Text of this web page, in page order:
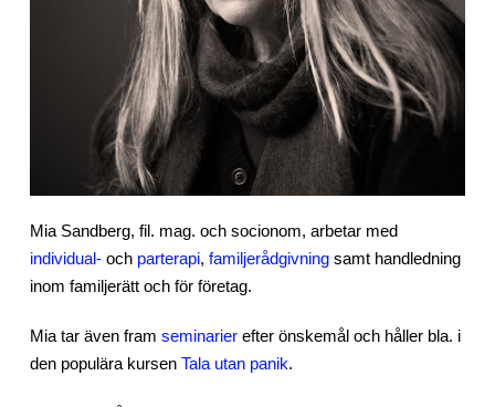
Mia Sandberg, fil. mag. och socionom, arbetar med
individual-och parterapi, familjerådgivningsamt handledning
inom familjerätt och för företag.
Mia tar även fram seminarierefter önskemål och håller bla. i
den populära kursen Tala utan panik.